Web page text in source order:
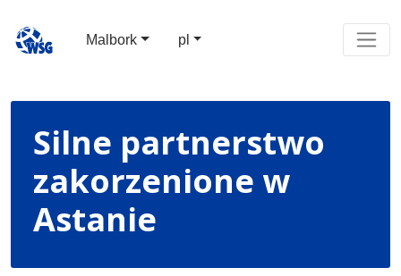
Malbork pl
Silne partnerstwo
zakorzenione w
Astanie